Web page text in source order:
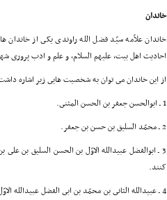
خاندان
خاندان علاّمه سیّد فضل الله راوندى یکى از
احادیث اهل بیت، علیهم السلام، و علم و ادب پرورى
از این خاندان مى توان به شخصیت هایى زیر اشاره
1 ـ ابوالحسن جعفر بن الحسن المثنى.
2 ـ محمّد السلیق بن حسن بن جعفر.
3 ـ ابوالفضل عبیدالله الاوّل بن الحسن السلیق بن
کنند.
4 ـ عبیدالله الثانى بن محمّد بن ابى الفضل